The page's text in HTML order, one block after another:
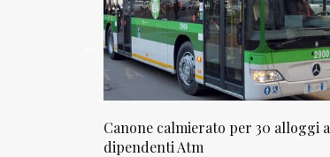
Canone calmierato per 30 alloggi a
dipendenti Atm